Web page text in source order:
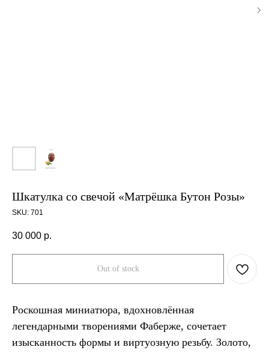
Шкатулка со свечой «Матрёшка Бутон Розы»
SKU: 701
30 000 р.
Out of stock
Роскошная миниатюра, вдохновлённая
легендарными творениями Фаберже, сочетает
изысканность формы и виртуозную резьбу. Золото,